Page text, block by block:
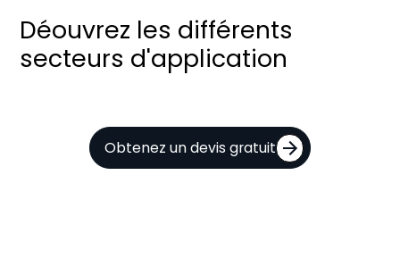
Déouvrez les différents
secteurs d'application
Obtenez un devis gratuit